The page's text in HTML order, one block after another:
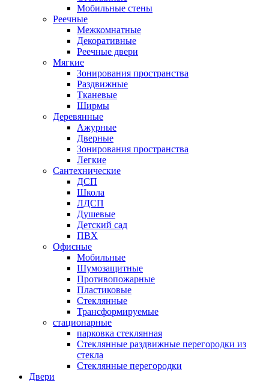
Мобильные стены
Реечные
Межкомнатные
Декоративные
Реечные двери
Мягкие
Зонирования пространства
Раздвижные
Тканевые
Ширмы
Деревянные
Ажурные
Дверные
Зонирования пространства
Легкие
Сантехнические
ДСП
Школа
ЛДСП
Душевые
Детский сад
ПВХ
Офисные
Мобильные
Шумозащитные
Противопожарные
Пластиковые
Стеклянные
Трансформируемые
стационарные
парковка стеклянная
Стеклянные раздвижные перегородки из
стекла
Стеклянные перегородки
Двери